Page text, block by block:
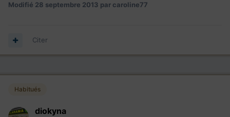
Modifié 28 septembre 2013 par caroline77
Citer
Habitués
diokyna